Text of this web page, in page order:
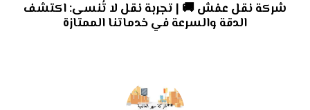
شركة نقل عفش 🚚 | تجربة نقل لا تُنسى: اكتشف
الدقة والسرعة في خدماتنا الممتازة